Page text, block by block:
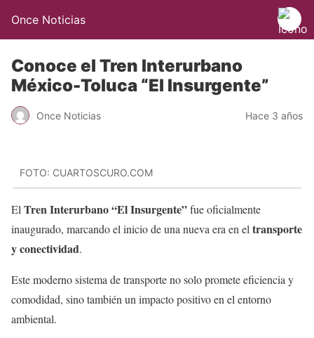
Once Noticias
Conoce el Tren Interurbano
México-Toluca “El Insurgente”
Once Noticias Hace 3 años
FOTO: CUARTOSCURO.COM
El Tren Interurbano “El Insurgente”fue oficialmente
inaugurado, marcando el inicio de una nueva era en el transporte
y conectividad.
Este moderno sistema de transporte no solo promete eficiencia y
comodidad, sino también un impacto positivo en el entorno
ambiental.